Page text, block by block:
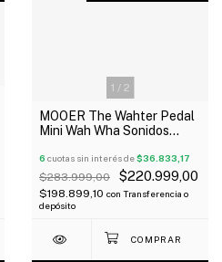
1 / 2
MOOER The Wahter Pedal
Mini Wah Wha Sonidos
6 cuotas sin interés de$36.833,17
$283.999,00 $220.999,00
$198.899,10 con Transferencia o
depósito